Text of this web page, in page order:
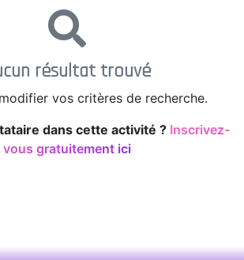
résultat trouvé
vos critères de recherche.
dans cette activité ? Inscrivez-
vous gratuitement ici